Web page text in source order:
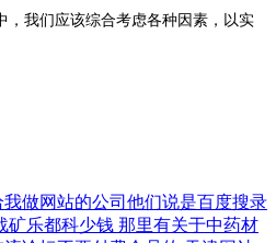
，我们应该综合考虑各种因素，以实
做网站的公司他们说是百度搜录
矿乐都科少钱 那里有关于中药材